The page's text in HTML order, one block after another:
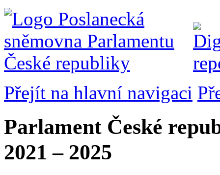
Přejít na hlavní navigaci
Parlament České
2021 – 2025